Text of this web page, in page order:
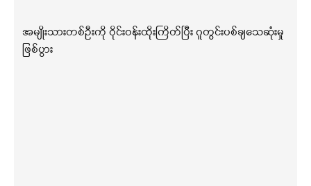
အမျိုးသားတစ်ဦးကို ဝိုင်းဝန်းထိုးကြိတ်ပြီး ဂူတွင်းပစ်ချသေဆုံးမှု
ဖြစ်ပွား